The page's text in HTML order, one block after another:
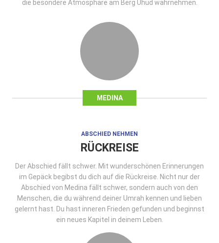
MEDINA
die besondere Atmosphäre am Berg Uhud wahrnehmen.
ABSCHIED NEHMEN
RÜCKREISE
Der Abschied fällt schwer. Mit wunderschönen Erinnerungen
im Gepäck begibst du dich auf die Rückreise. Nicht nur der
Abschied von Medina fällt schwer, sondern auch von den
Menschen, die du während deiner Umrah kennen und lieben
gelernt hast. Du hast inneren Frieden gefunden und beginnst
ein neues Kapitel in deinem Leben.